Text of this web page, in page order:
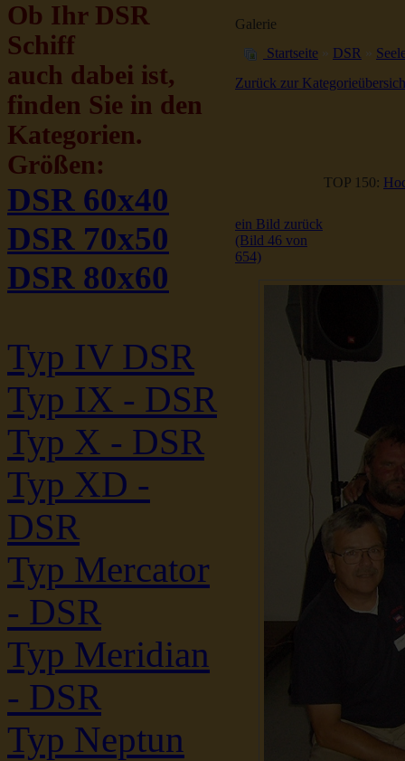
Ob Ihr DSR
Schiff
auch dabei ist,
finden Sie in den
Kategorien.
Größen:
DSR 60x40
DSR 70x50
DSR 80x60
Typ IV DSR
Typ IX - DSR
Typ X - DSR
Typ XD -
DSR
Typ Mercator
- DSR
Typ Meridian
- DSR
Typ Neptun
Galerie
Startseite » DSR »
Zurück zur
TOP 150:
ein Bild zurück
(Bild 46 von
654)